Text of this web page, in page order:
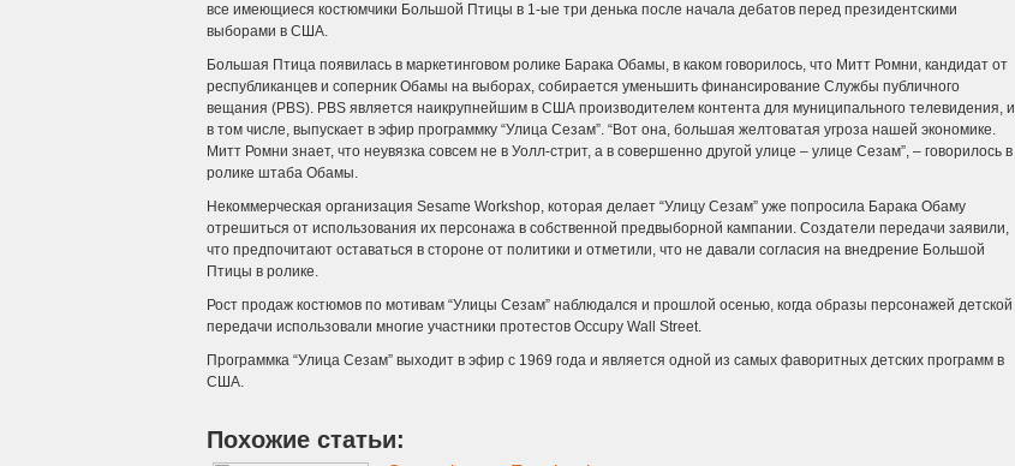
все имеющиеся костюмчики Большой Птицы в 1-ые три денька после начала дебатов перед президентскими
выборами в США.
Большая Птица появилась в маркетинговом ролике Барака Обамы, в каком говорилось, что Митт Ромни, кандидат от
республиканцев и соперник Обамы на выборах, собирается уменьшить финансирование Службы публичного
вещания (PBS). PBS является наикрупнейшим в США производителем контента для муниципального телевидения, и
в том числе, выпускает в эфир программку “Улица Сезам”. “Вот она, большая желтоватая угроза нашей экономике.
Митт Ромни знает, что неувязка совсем не в Уолл-стрит, а в совершенно другой улице – улице Сезам”, – говорилось в
ролике штаба Обамы.
Некоммерческая организация Sesame Workshop, которая делает “Улицу Сезам” уже попросила Барака Обаму
отрешиться от использования их персонажа в собственной предвыборной кампании. Создатели передачи заявили,
что предпочитают оставаться в стороне от политики и отметили, что не давали согласия на внедрение Большой
Птицы в ролике.
Рост продаж костюмов по мотивам “Улицы Сезам” наблюдался и прошлой осенью, когда образы персонажей детской
передачи использовали многие участники протестов Occupy Wall Street.
Программка “Улица Сезам” выходит в эфир с 1969 года и является одной из самых фаворитных детских программ в
США.
Похожие статьи: